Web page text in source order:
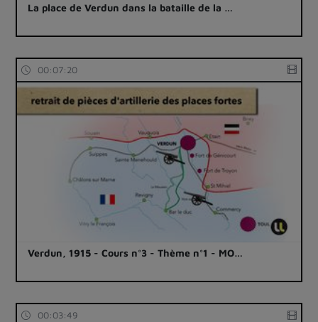
La place de Verdun dans la bataille de la …
00:07:20
Verdun, 1915 - Cours n°3 - Thème n°1 - MO…
00:03:49